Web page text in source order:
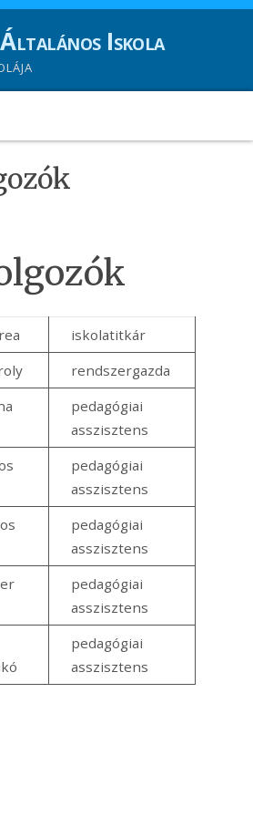
Iskola
iskolatitkár
rendszergazda
pedagógiai
asszisztens
pedagógiai
asszisztens
pedagógiai
asszisztens
pedagógiai
asszisztens
pedagógiai
asszisztens